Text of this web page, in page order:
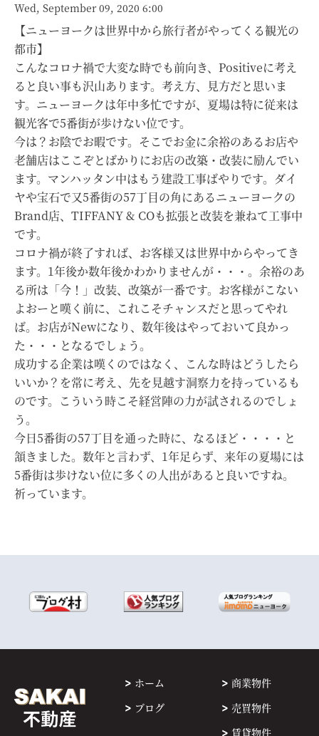
Wed, September 09, 2020 6:00
【ニューヨークは世界中から旅行者がやってくる観光の
都市】
こんなコロナ禍で大変な時でも前向き、Positiveに考え
ると良い事も沢山あります。考え方、見方だと思いま
す。ニューヨークは年中多忙ですが、夏場は特に従来は
観光客で5番街が歩けない位です。
今は？お陰でお暇です。そこでお金に余裕のあるお店や
老舗店はここぞとばかりにお店の改築・改装に励んでい
ます。マンハッタン中はもう建設工事ばやりです。ダイ
ヤや宝石で又5番街の57丁目の角にあるニューヨークの
Brand店、TIFFANY & COも拡張と改装を兼ねて工事中
です。
コロナ禍が終了すれば、お客様又は世界中からやってき
ます。1年後か数年後かわかりませんが・・・。余裕のあ
る所は「今！」改装、改築が一番です。お客様がこない
よおーと嘆く前に、これこそチャンスだと思ってやれ
ば。お店がNewになり、数年後はやっておいて良かっ
た・・・となるでしょう。
成功する企業は嘆くのではなく、こんな時はどうしたら
いいか？を常に考え、先を見越す洞察力を持っているも
のです。こういう時こそ経営陣の力が試されるのでしょ
う。
今日5番街の57丁目を通った時に、なるほど・・・・と
頷きました。数年と言わず、1年足らず、来年の夏場には
5番街は歩けない位に多くの人出があると良いですね。
祈っています。
ホーム
ブログ
商業物件
売買物件
賃貸物件